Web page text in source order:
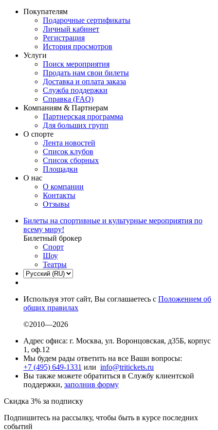
Покупателям
Подарочные сертификаты
Личный кабинет
Регистрация
История просмотров
Услуги
Поиск мероприятия
Продать нам свои билеты
Доставка и оплата заказа
Служба поддержки
Справка (FAQ)
Компаниям & Партнерам
Партнерская программа
Для больших групп
О спорте
Лента новостей
Список клубов
Список сборных
Площадки
О нас
О компании
Контакты
Отзывы
Билеты на спортивные и культурные мероприятия по
всему миру!
Билетный брокер
Спорт
Шоу
Театры
Используя этот сайт, Вы соглашаетесь с Положением об
общих правилах
©2010—2026
Адрес офиса: г. Москва, ул. Воронцовская, д35Б, корпус
1, оф.12
Мы будем рады ответить на все Ваши вопросы:
+7 (495) 649-1331 или info@tritickets.ru
Вы также можете обратиться в Службу клиентской
поддержки, заполнив форму
Скидка 3% за подписку
Подпишитесь на рассылку, чтобы быть в курсе последних
событий